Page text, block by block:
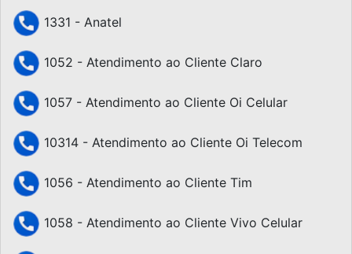
1331 - Anatel
1052 - Atendimento ao Cliente Claro
1057 - Atendimento ao Cliente Oi Celular
10314 - Atendimento ao Cliente Oi Telecom
1056 - Atendimento ao Cliente Tim
1058 - Atendimento ao Cliente Vivo Celular